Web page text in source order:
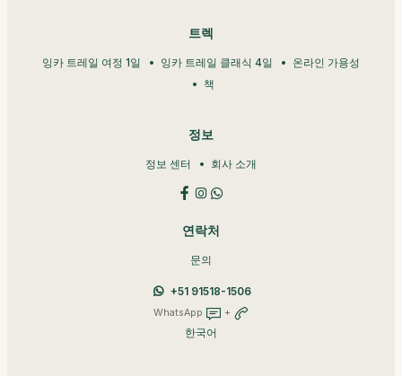
트렉
잉카 트레일 여정 1일 잉카 트레일 클래식 4일
온라인 가용성
책
정보
정보 센터 회사 소개
연락처
문의
+51 91518-1506
WhatsApp +
한국어